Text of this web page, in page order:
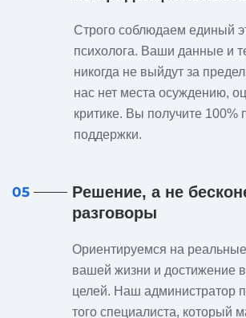
Строго соблюдаем единый
психолога. Ваши данные и
никогда не выйдут за
нас нет места осуждению,
критике. Вы получите 100%
поддержки.
05
Решение, а не
разговоры
Ориентируемся на
вашей жизни и достижение
целей. Наш администратор
того специалиста, который